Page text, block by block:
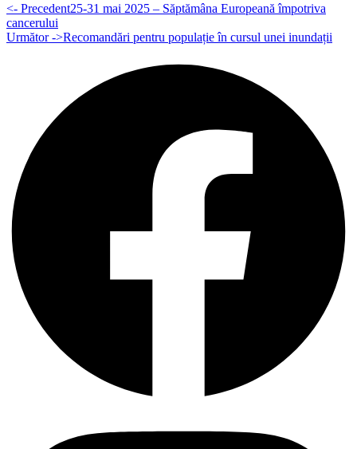
<- Precedent25-31 mai 2025 – Săptămâna Europeană împotriva
cancerului
Următor ->Recomandări pentru populație în cursul unei inundații